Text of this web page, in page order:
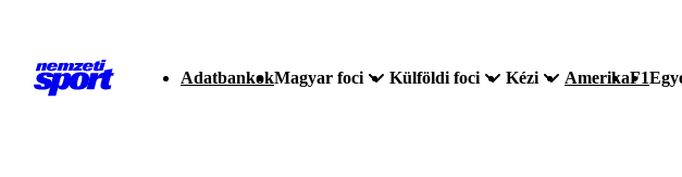
AdatbankokMagyar foci Külföldi foci Kézi AmerikaF1